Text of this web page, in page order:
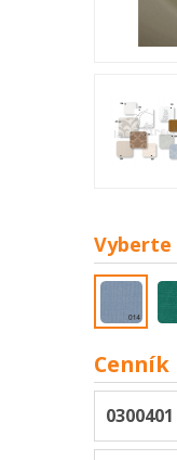
Vyberte
Cenník
0300401